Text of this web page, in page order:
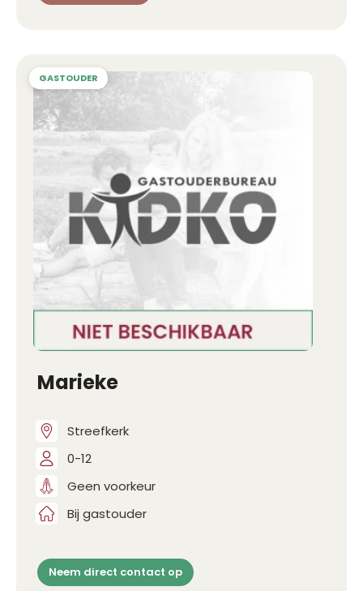
Marieke
Streefkerk
0-12
Geen voorkeur
Bij gastouder
Neem direct contact op